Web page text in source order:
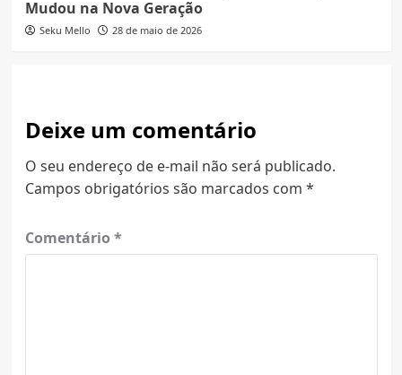
Mudou na Nova Geração
Seku Mello 28 de maio de 2026
Deixe um comentário
O seu endereço de e-mail não será publicado.
Campos obrigatórios são marcados com *
Comentário *